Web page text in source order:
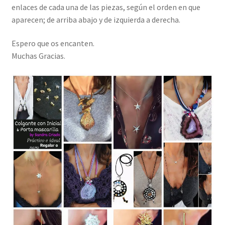
enlaces de cada una de las piezas, según el orden en que
aparecen; de arriba abajo y de izquierda a derecha.
Espero que os encanten.
Muchas Gracias.